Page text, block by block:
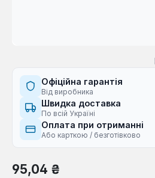
Офіційна гарантія
Від виробника
Швидка доставка
По всій Україні
Оплата при отриманні
Або карткою / безготівково
Звичайна ціна:
95,04 ₴